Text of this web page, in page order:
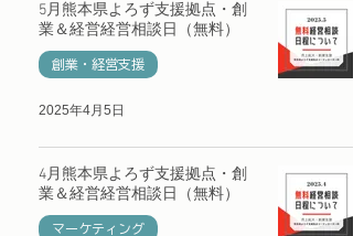
5月熊本県よろず支援拠点・創
業＆経営経営相談日（無料）
創業・経営支援
2025年4月5日
4月熊本県よろず支援拠点・創
業＆経営経営相談日（無料）
マーケティング